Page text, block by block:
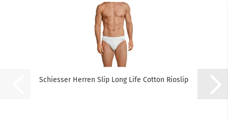
Schiesser Herren Slip Long Life Cotton Rioslip